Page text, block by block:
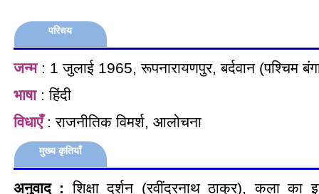
परिचय
जन्म: 1 जुलाई 1965, रूपनारायणपुर, बर्दवान (पश्चिम
भाषा: हिंदी
विधाएँ: राजनीतिक विमर्श, आलोचना
मुख्य कृतियाँ
अनुवाद :शिक्षा दर्शन (रवींद्रनाथ ठाकुर), कला का